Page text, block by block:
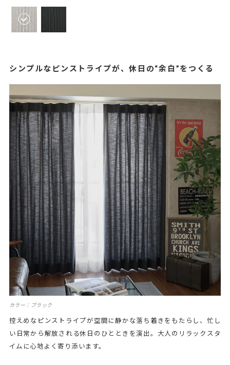
シンプルなピンストライプが、休日の“余白”をつくる
カラー：ブラック
控えめなピンストライプが空間に静かな落ち着きをもたらし、忙し
い日常から解放される休日のひとときを演出。大人のリラックスタ
イムに心地よく寄り添います。